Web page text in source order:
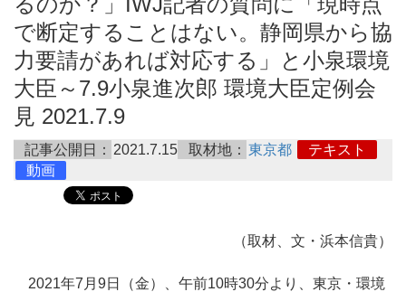
で断定することはない。静岡県から協
力要請があれば対応する」と小泉環境
大臣～7.9小泉進次郎 環境大臣定例会
見 2021.7.9
記事公開日： 2021.7.15 取材地： 東京都
テキスト
動画
（取材、文・浜本信貴）
2021年7月9日（金）、午前10時30分より、東京・環境